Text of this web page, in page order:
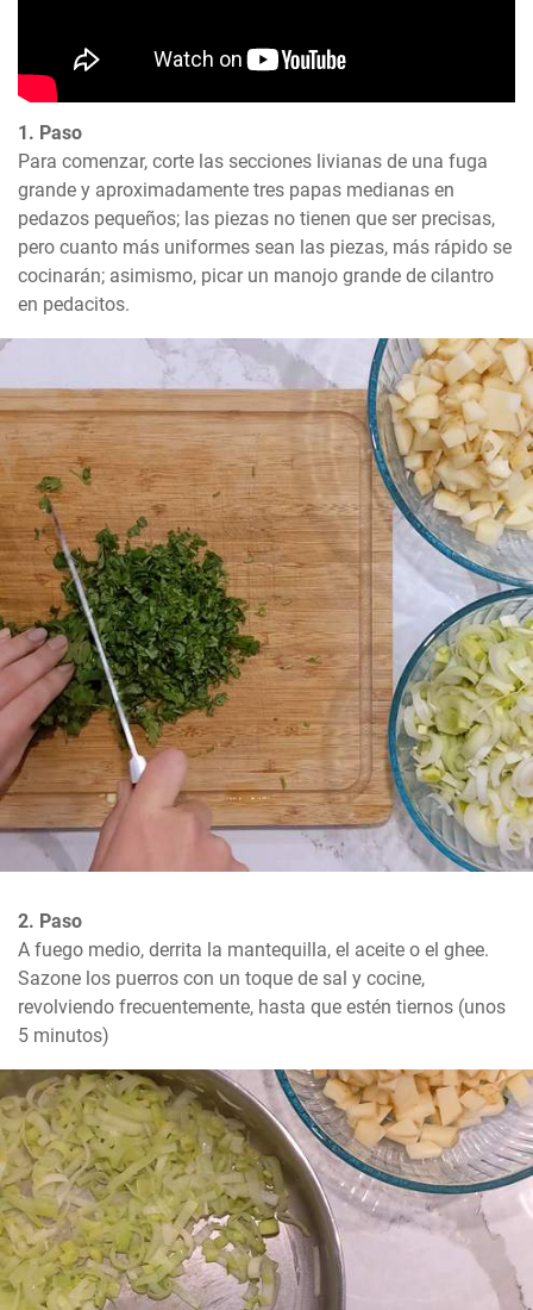
1. Paso
Para comenzar, corte las secciones livianas de una fuga
grande y aproximadamente tres papas medianas en
pedazos pequeños; las piezas no tienen que ser precisas,
pero cuanto más uniformes sean las piezas, más rápido se
cocinarán; asimismo, picar un manojo grande de cilantro
en pedacitos.
2. Paso
A fuego medio, derrita la mantequilla, el aceite o el ghee.
Sazone los puerros con un toque de sal y cocine,
revolviendo frecuentemente, hasta que estén tiernos (unos
5 minutos)